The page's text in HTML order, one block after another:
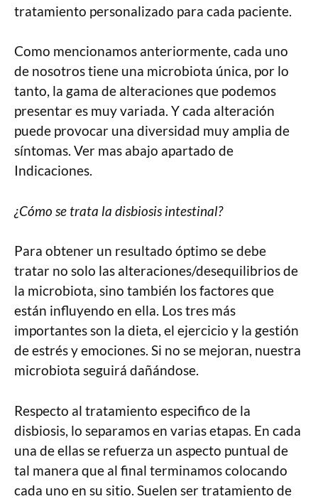
tratamiento personalizado para cada paciente.
Como mencionamos anteriormente, cada uno
de nosotros tiene una microbiota única, por lo
tanto, la gama de alteraciones que podemos
presentar es muy variada. Y cada alteración
puede provocar una diversidad muy amplia de
síntomas. Ver mas abajo apartado de
Indicaciones.
¿Cómo se trata la disbiosis intestinal?
Para obtener un resultado óptimo se debe
tratar no solo las alteraciones/desequilibrios de
la microbiota, sino también los factores que
están influyendo en ella. Los tres más
importantes son la dieta, el ejercicio y la gestión
de estrés y emociones. Si no se mejoran, nuestra
microbiota seguirá dañándose.
Respecto al tratamiento especifico de la
disbiosis, lo separamos en varias etapas. En cada
una de ellas se refuerza un aspecto puntual de
tal manera que al final terminamos colocando
cada uno en su sitio. Suelen ser tratamiento de